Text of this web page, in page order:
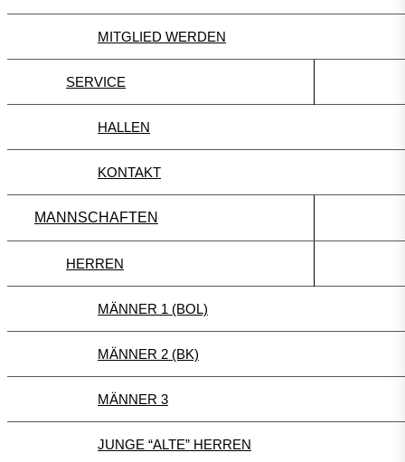
MITGLIED WERDEN
SERVICE
HALLEN
KONTAKT
MANNSCHAFTEN
HERREN
MÄNNER 1 (BOL)
MÄNNER 2 (BK)
MÄNNER 3
JUNGE “ALTE” HERREN